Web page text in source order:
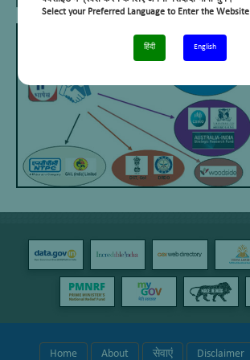
Select your Preferred Language to Enter the Website
हिंदी English
Home About सेवाएं Disclaimer